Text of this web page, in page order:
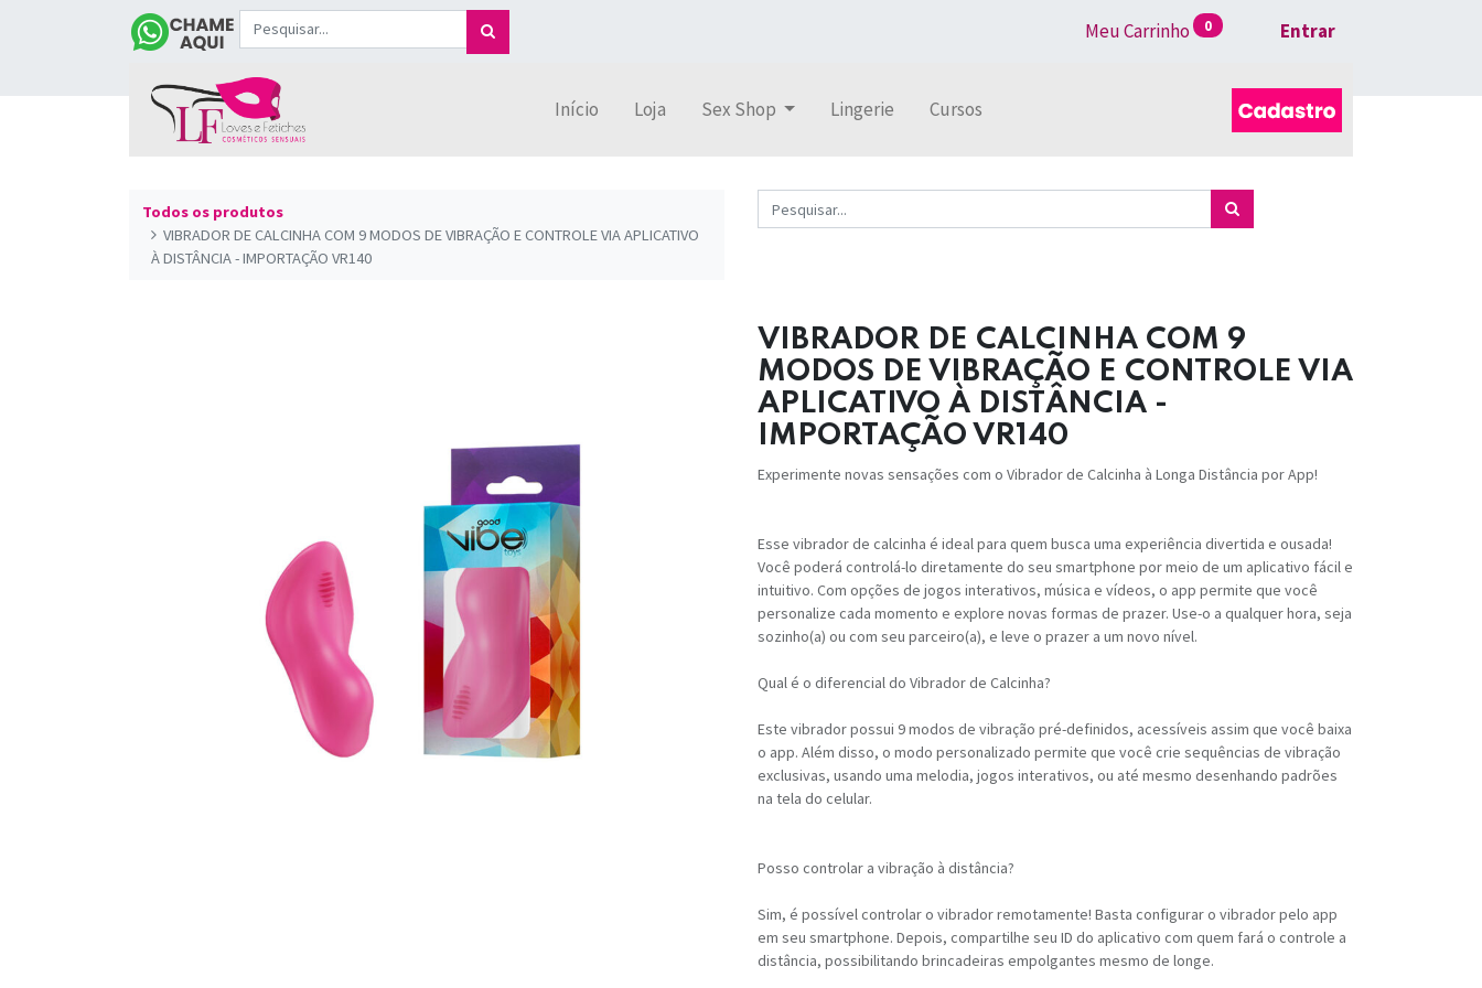
Meu Carrinho 0 Entrar
Início Loja Sex Shop Lingerie Cursos
Todos os produtos
VIBRADOR DE CALCINHA COM 9 MODOS DE VIBRAÇÃO E CONTROLE VIA APLICATIVO
À DISTÂNCIA - IMPORTAÇÃO VR140
VIBRADOR DE CALCINHA COM 9
MODOS DE VIBRAÇÃO E CONTROLE VIA
APLICATIVO À DISTÂNCIA -
IMPORTAÇÃO VR140
Experimente novas sensações com o Vibrador de Calcinha à Longa Distância por App!
Esse vibrador de calcinha é ideal para quem busca uma experiência divertida e ousada!
Você poderá controlá-lo diretamente do seu smartphone por meio de um aplicativo fácil e
intuitivo. Com opções de jogos interativos, música e vídeos, o app permite que você
personalize cada momento e explore novas formas de prazer. Use-o a qualquer hora, seja
sozinho(a) ou com seu parceiro(a), e leve o prazer a um novo nível.
Qual é o diferencial do Vibrador de Calcinha?
Este vibrador possui 9 modos de vibração pré-definidos, acessíveis assim que você baixa
o app. Além disso, o modo personalizado permite que você crie sequências de vibração
exclusivas, usando uma melodia, jogos interativos, ou até mesmo desenhando padrões
na tela do celular.
Posso controlar a vibração à distância?
Sim, é possível controlar o vibrador remotamente! Basta configurar o vibrador pelo app
em seu smartphone. Depois, compartilhe seu ID do aplicativo com quem fará o controle a
distância, possibilitando brincadeiras empolgantes mesmo de longe.